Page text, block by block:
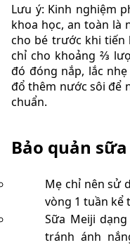
Lưu ý: Kinh nghiệm
khoa học, an toàn là
cho bé trước khi tiến
chỉ cho khoảng ⅔
đó đóng nắp, lắc
đổ thêm nước sôi để
chuẩn.
Bảo quản
Mẹ chỉ nên sử
vòng 1 tuần kể
Sữa Meiji
tránh ánh